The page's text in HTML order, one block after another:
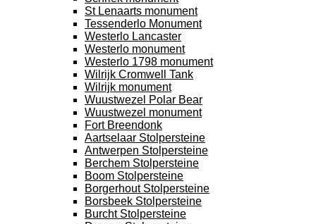
St Lenaarts monument
Tessenderlo Monument
Westerlo Lancaster
Westerlo monument
Westerlo 1798 monument
Wilrijk Cromwell Tank
Wilrijk monument
Wuustwezel Polar Bear
Wuustwezel monument
Fort Breendonk
Aartselaar Stolpersteine
Antwerpen Stolpersteine
Berchem Stolpersteine
Boom Stolpersteine
Borgerhout Stolpersteine
Borsbeek Stolpersteine
Burcht Stolpersteine